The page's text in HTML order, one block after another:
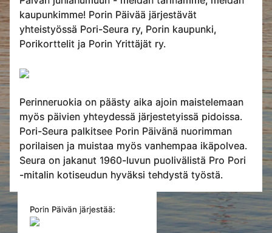
kaupunkimme! Porin Päivää järjestävät
yhteistyössä Pori-Seura ry, Porin kaupunki,
Porikorttelit ja Porin Yrittäjät ry.
Perinneruokia on päästy aika ajoin maistelemaan
myös päivien yhteydessä järjestetyissä pidoissa.
Pori-Seura palkitsee Porin Päivänä nuorimman
porilaisen ja muistaa myös vanhempaa ikäpolvea.
Seura on jakanut 1960-luvun puolivälistä Pro Pori
-mitalin kotiseudun hyväksi tehdystä työstä.
Porin Päivän järjestää: